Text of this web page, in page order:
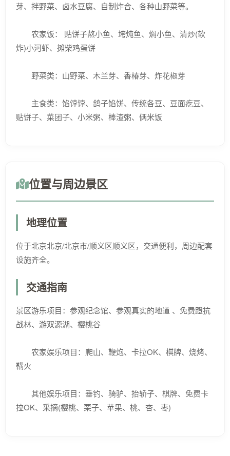
芽、拌野菜、卤水豆腐、自制炸合、各种山野菜等。
农家饭： 贴饼子熬小鱼、垮炖鱼、焖小鱼、清炒(软
炸)小河虾、摊柴鸡蛋饼
野菜类：山野菜、木兰芽、香椿芽、炸花椒芽
主食类：馅饽饽、鸽子馅饼、传统各豆、豆面疙豆、
贴饼子、菜团子、小米粥、棒渣粥、俩米饭
位置与周边景区
地理位置
位于北京北京/北京市/顺义区顺义区，交通便利，周边配套
设施齐全。
交通指南
景区游乐项目：参观纪念馆、参观真实的地道 、免费蹬抗
战林、游双源湖、樱桃谷
农家娱乐项目：爬山、鞭炮、卡拉OK、棋牌、烧烤、
鞲火
其他娱乐项目：垂钓、骑驴、抬轿子、棋牌、免费卡
拉OK、采摘(樱桃、栗子、苹果、桃、杏、枣)